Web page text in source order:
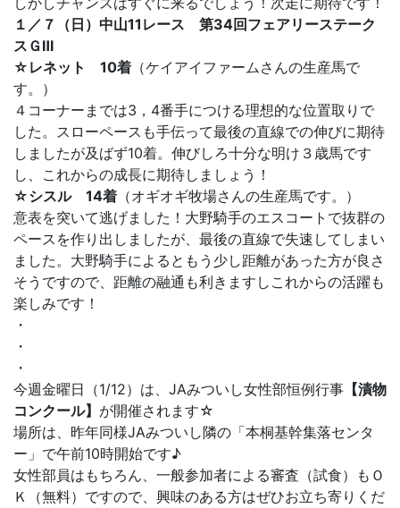
１／７（日）中山11レース 第34回フェアリーステーク
スＧⅢ
☆レネット 10着 （ケイアイファームさんの生産馬で
す。）
４コーナーまでは3，4番手につける理想的な位置取りで
した。スローペースも手伝って最後の直線での伸びに期待
しましたが及ばず10着。伸びしろ十分な明け３歳馬です
し、これからの成長に期待しましょう！
☆シスル 14着 （オギオギ牧場さんの生産馬です。）
意表を突いて逃げました！大野騎手のエスコートで抜群の
ペースを作り出しましたが、最後の直線で失速してしまい
ました。大野騎手によるともう少し距離があった方が良さ
そうですので、距離の融通も利きますしこれからの活躍も
楽しみです！
・
・
・
今週金曜日（1/12）は、JAみついし女性部恒例行事 【漬物
コンクール】 が開催されます☆
場所は、昨年同様JAみついし隣の「本桐基幹集落センタ
ー」で午前10時開始です♪
女性部員はもちろん、一般参加者による審査（試食）もＯ
Ｋ（無料）ですので、興味のある方はぜひお立ち寄りくだ